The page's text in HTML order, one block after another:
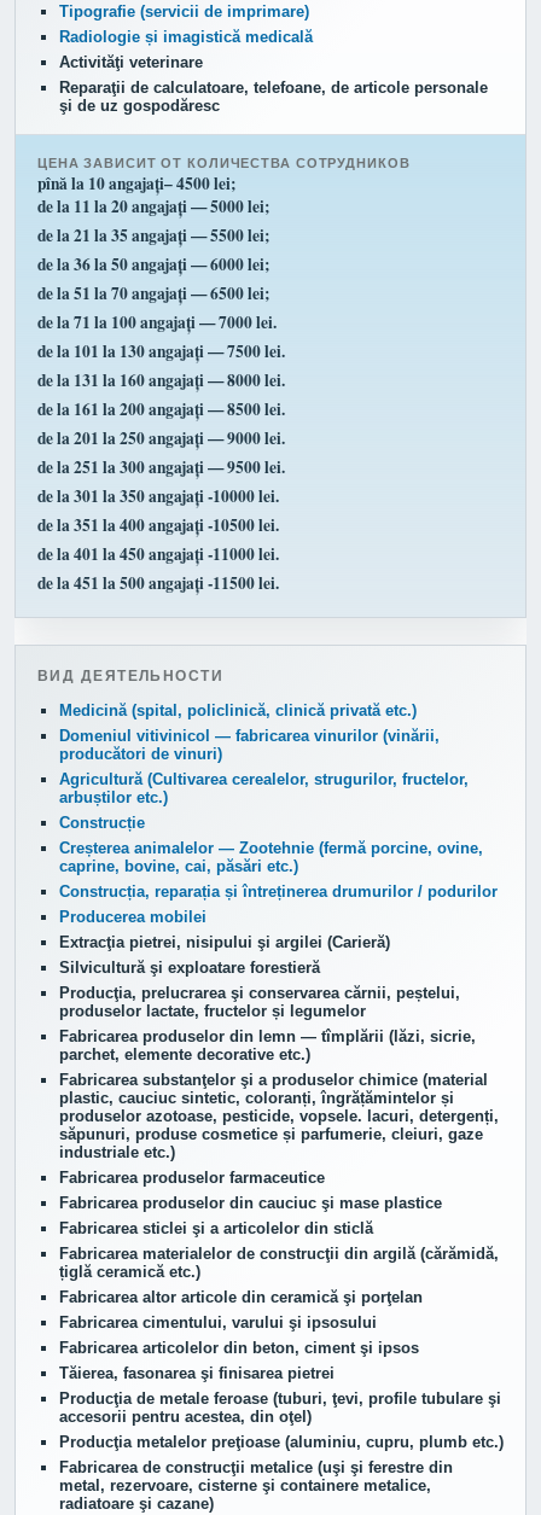
Tipografie (servicii de imprimare)
Radiologie și imagistică medicală
Activităţi veterinare
Reparaţii de calculatoare, telefoane, de articole personale
şi de uz gospodăresc
ЦЕНА ЗАВИСИТ ОТ КОЛИЧЕСТВА СОТРУДНИКОВ
pînă la 10 angajați– 4500 lei;
de la 11 la 20 angajați — 5000 lei;
de la 21 la 35 angajați — 5500 lei;
de la 36 la 50 angajați — 6000 lei;
de la 51 la 70 angajați — 6500 lei;
de la 71 la 100 angajați — 7000 lei.
de la 101 la 130 angajați — 7500 lei.
de la 131 la 160 angajați — 8000 lei.
de la 161 la 200 angajați — 8500 lei.
de la 201 la 250 angajați — 9000 lei.
de la 251 la 300 angajați — 9500 lei.
de la 301 la 350 angajați -10000 lei.
de la 351 la 400 angajați -10500 lei.
de la 401 la 450 angajați -11000 lei.
de la 451 la 500 angajați -11500 lei.
ВИД ДЕЯТЕЛЬНОСТИ
Medicină (spital, policlinică, clinică privată etc.)
Domeniul vitivinicol — fabricarea vinurilor (vinării,
producători de vinuri)
Agricultură (Cultivarea cerealelor, strugurilor, fructelor,
arbuștilor etc.)
Construcție
Creșterea animalelor — Zootehnie (fermă porcine, ovine,
caprine, bovine, cai, păsări etc.)
Construcția, reparația și întreținerea drumurilor / podurilor
Producerea mobilei
Extracţia pietrei, nisipului şi argilei (Carieră)
Silvicultură şi exploatare forestieră
Producţia, prelucrarea şi conservarea cărnii, peștelui,
produselor lactate, fructelor și legumelor
Fabricarea produselor din lemn — tîmplării (lăzi, sicrie,
parchet, elemente decorative etc.)
Fabricarea substanţelor şi a produselor chimice (material
plastic, cauciuc sintetic, coloranți, îngrățămintelor și
produselor azotoase, pesticide, vopsele. lacuri, detergenți,
săpunuri, produse cosmetice și parfumerie, cleiuri, gaze
industriale etc.)
Fabricarea produselor farmaceutice
Fabricarea produselor din cauciuc şi mase plastice
Fabricarea sticlei şi a articolelor din sticlă
Fabricarea materialelor de construcţii din argilă (cărămidă,
țiglă ceramică etc.)
Fabricarea altor articole din ceramică şi porţelan
Fabricarea cimentului, varului şi ipsosului
Fabricarea articolelor din beton, ciment şi ipsos
Tăierea, fasonarea şi finisarea pietrei
Producţia de metale feroase (tuburi, ţevi, profile tubulare şi
accesorii pentru acestea, din oţel)
Producţia metalelor preţioase (aluminiu, cupru, plumb etc.)
Fabricarea de construcţii metalice (uşi şi ferestre din
metal, rezervoare, cisterne şi containere metalice,
radiatoare şi cazane)